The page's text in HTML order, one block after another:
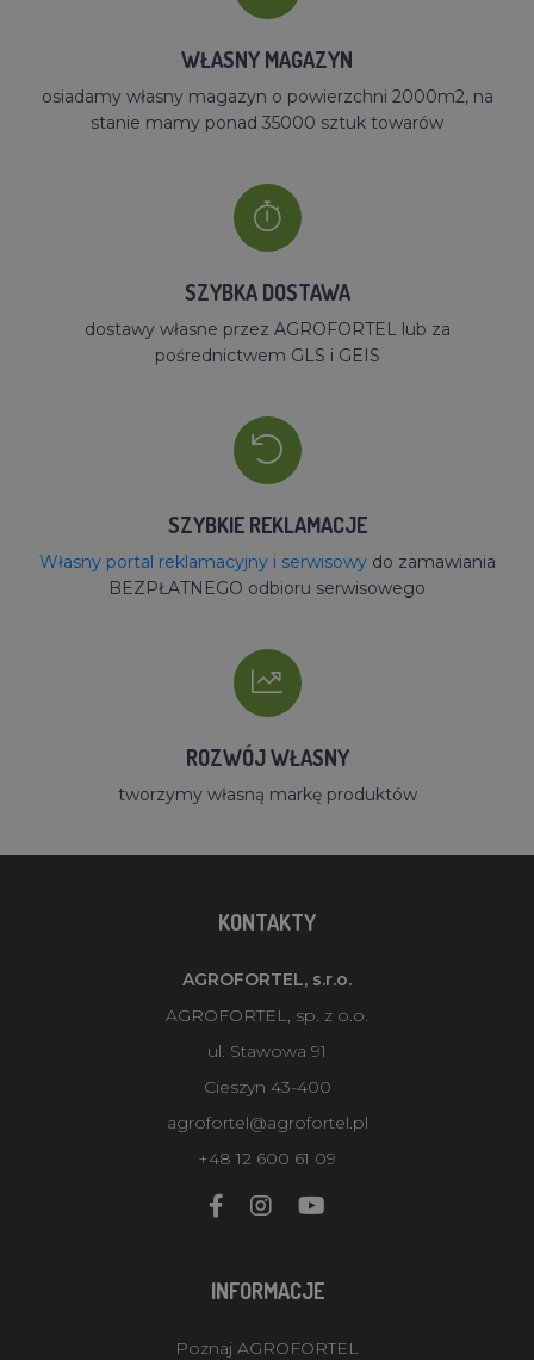
WŁASNY MAGAZYN
osiadamy własny magazyn o powierzchni 2000m2, na
stanie mamy ponad 35000 sztuk towarów
SZYBKA DOSTAWA
dostawy własne przez AGROFORTEL lub za
pośrednictwem GLS i GEIS
SZYBKIE REKLAMACJE
Własny portal reklamacyjny i serwisowydo zamawiania
BEZPŁATNEGO odbioru serwisowego
ROZWÓJ WŁASNY
tworzymy własną markę produktów
KONTAKTY
AGROFORTEL, s.r.o.
AGROFORTEL, sp. z o.o.
ul. Stawowa 91
Cieszyn 43-400
agrofortel@agrofortel.pl
+48 12 600 61 09
INFORMACJE
Poznaj AGROFORTEL